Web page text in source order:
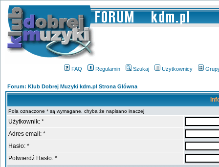
FAQ Regulamin Szukaj Użytkownicy
Forum: Klub Dobrej Muzyki kdm.pl Strona Główna
Pola oznaczone * są wymagane, chyba że napisano inaczej
Użytkownik: *
Adres email: *
Hasło: *
Potwierdź Hasło: *